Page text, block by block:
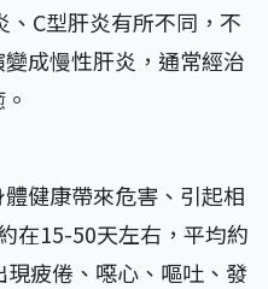
C型肝炎有所不同，不
成慢性肝炎，通常經治
健康帶來危害、引起相
在15-50天左右，平均約
疲倦、噁心、嘔吐、發